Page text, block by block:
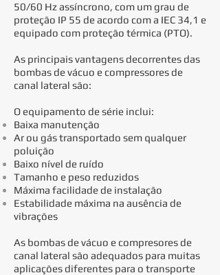
50/60 Hz assíncrono, com um grau de
proteção IP 55 de acordo com a IEC 34,1 e
equipado com proteção térmica (PTO).
As principais vantagens decorrentes das
bombas de vácuo e compressores de
canal lateral são:
O equipamento de série inclui:
Baixa manutenção
Ar ou gás transportado sem qualquer
poluição
Baixo nível de ruído
Tamanho e peso reduzidos
Máxima facilidade de instalação
Estabilidade máxima na ausência de
vibrações
As bombas de vácuo e compresores de
canal lateral são adequados para muitas
aplicações diferentes para o transporte